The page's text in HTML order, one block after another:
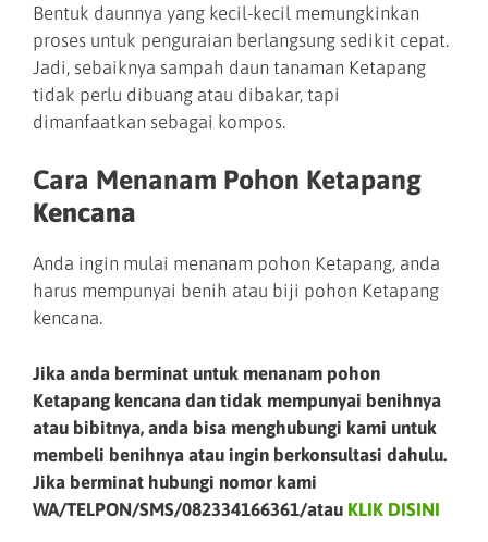
Bentuk daunnya yang kecil-kecil memungkinkan
proses untuk penguraian berlangsung sedikit cepat.
Jadi, sebaiknya sampah daun tanaman Ketapang
tidak perlu dibuang atau dibakar, tapi
dimanfaatkan sebagai kompos.
Cara Menanam Pohon Ketapang
Kencana
Anda ingin mulai menanam pohon Ketapang, anda
harus mempunyai benih atau biji pohon Ketapang
kencana.
Jika anda berminat untuk menanam pohon
Ketapang kencana dan tidak mempunyai benihnya
atau bibitnya, anda bisa menghubungi kami untuk
membeli benihnya atau ingin berkonsultasi dahulu.
Jika berminat hubungi nomor kami
WA/TELPON/SMS/082334166361/atau KLIK DISINI